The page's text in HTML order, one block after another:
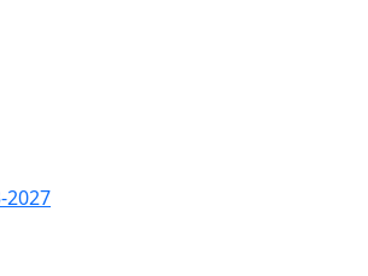
2027